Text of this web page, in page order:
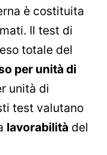
è costituita
Il test di
totale del
per unità di
unità di
test valutano
lavorabilità del